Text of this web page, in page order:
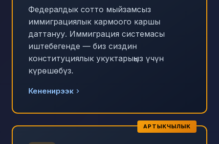
Федералдык сотто мыйзамсыз
иммиграциялык кармоого каршы
даттануу. Иммиграция системасы
иштебегенде — биз сиздин
конституциялык укуктарыңыз үчүн
күрөшөбүз.
Кененирээк
АРТЫКЧЫЛЫК